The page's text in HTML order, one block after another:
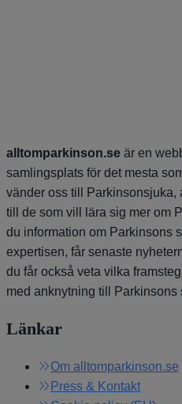
alltomparkinson.se är en
samlingsplats för det mesta
vänder oss till Parkinsonsjuka,
till de som vill lära sig mer om
du information om Parkinsons
expertisen, får senaste
du får också veta vilka
med anknytning till Parkinsons
Länkar
Om alltomparkinson.se
Press & Kontakt